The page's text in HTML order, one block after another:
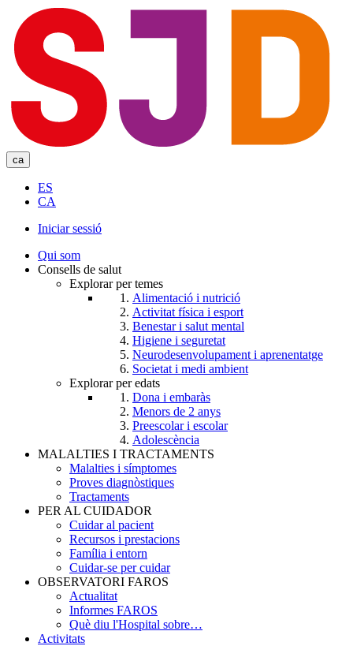
main
content
ca
ES
CA
User
account
Iniciar sessió
Qui som
Consells de salut
Explorar per temes
Alimentació i nutrició
Activitat física i esport
Benestar i salut mental
Higiene i seguretat
Neurodesenvolupament i aprenentatge
Societat i medi ambient
Explorar per edats
Dona i embaràs
Menors de 2 anys
Preescolar i escolar
Adolescència
MALALTIES I TRACTAMENTS
Malalties i símptomes
Proves diagnòstiques
Tractaments
PER AL CUIDADOR
Cuidar al pacient
Recursos i prestacions
Família i entorn
Cuidar-se per cuidar
OBSERVATORI FAROS
Actualitat
Informes FAROS
Què diu l'Hospital sobre…
Activitats